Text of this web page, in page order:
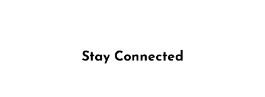
Stay Connected